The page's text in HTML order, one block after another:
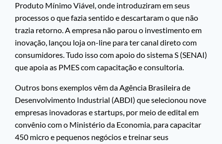
Produto Mínimo Viável, onde introduziram em seus
processos o que fazia sentido e descartaram o que não
trazia retorno. A empresa não parou o investimento em
inovação, lançou loja on-line para ter canal direto com
consumidores. Tudo isso com apoio do sistema S (SENAI)
que apoia as PMES com capacitação e consultoria.
Outros bons exemplos vêm da Agência Brasileira de
Desenvolvimento Industrial (ABDI) que selecionou nove
empresas inovadoras e startups, por meio de edital em
convênio com o Ministério da Economia, para capacitar
450 micro e pequenos negócios e treinar seus